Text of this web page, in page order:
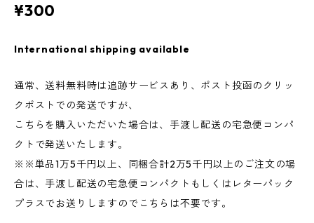
¥300
International shipping available
通常、送料無料時は追跡サービスあり、ポスト投函のクリッ
クポストでの発送ですが、
こちらを購入いただいた場合は、手渡し配送の宅急便コンパ
クトで発送いたします。
※※単品1万5千円以上、同梱合計2万5千円以上のご注文の場
合は、手渡し配送の宅急便コンパクトもしくはレターパック
プラスでお送りしますのでこちらは不要です。